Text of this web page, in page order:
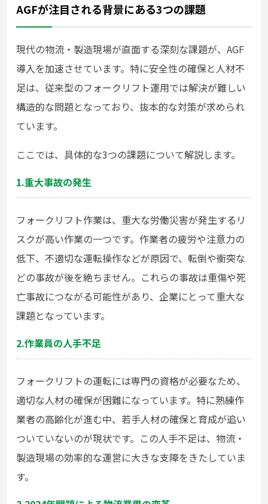
AGFが注目される背景にある3つの課題
現代の物流・製造現場が直面する深刻な課題が、AGF
導入を加速させています。特に安全性の確保と人材不
足は、従来型のフォークリフト運用では解決が難しい
構造的な問題となっており、抜本的な対策が求められ
ています。
ここでは、具体的な3つの課題について解説します。
1.重大事故の発生
フォークリフト作業は、重大な労働災害が発生するリ
スクが高い作業の一つです。作業者の疲労や注意力の
低下、不適切な運転操作などが原因で、転倒や衝突な
どの事故が後を絶ちません。これらの事故は重傷や死
亡事故につながる可能性があり、企業にとって重大な
課題となっています。
2.作業員の人手不足
フォークリフトの運転には専門の資格が必要なため、
適切な人材の確保が困難になっています。特に熟練作
業者の高齢化が進む中、若手人材の確保と育成が追い
ついていないのが現状です。この人手不足は、物流・
製造現場の効率的な運営に大きな支障をきたしていま
す。